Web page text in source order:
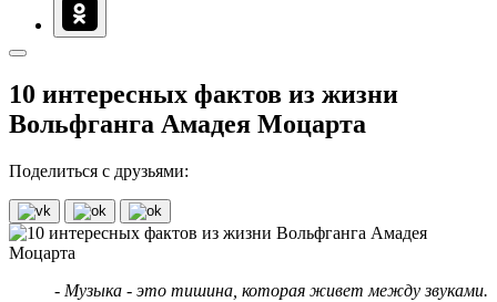
10 интересных фактов из жизни
Вольфганга Амадея Моцарта
Поделиться с друзьями:
- Музыка - это тишина, которая живет между звуками.